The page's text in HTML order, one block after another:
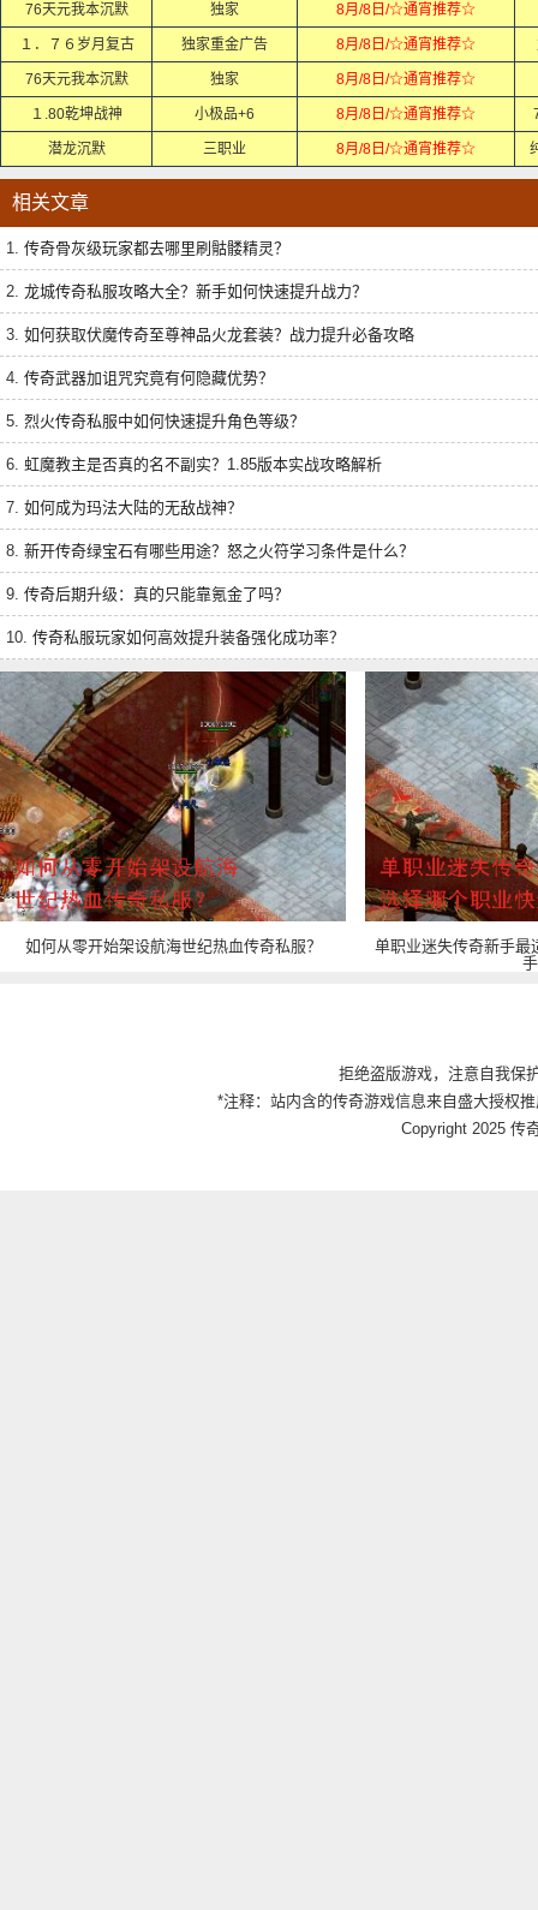
76天元我本沉默 独家 8月/8日/☆通宵推荐☆
１．７６岁月复古 独家重金广告 8月/8日/☆通宵推荐☆
76天元我本沉默 独家 8月/8日/☆通宵推荐☆
１.80乾坤战神 小极品+6 8月/8日/☆通宵推荐☆
潜龙沉默 三职业 8月/8日/☆通宵推荐☆
相关文章
1. 传奇骨灰级玩家都去哪里刷骷髅精灵？
2. 龙城传奇私服攻略大全？新手如何快速提升战力？
3. 如何获取伏魔传奇至尊神品火龙套装？战力提升必备攻略
4. 传奇武器加诅咒究竟有何隐藏优势？
5. 烈火传奇私服中如何快速提升角色等级？
6. 虹魔教主是否真的名不副实？1.85版本实战攻略解析
7. 如何成为玛法大陆的无敌战神？
8. 新开传奇绿宝石有哪些用途？怒之火符学习条件是什么？
9. 传奇后期升级：真的只能靠氪金了吗？
10. 传奇私服玩家如何高效提升装备强化成功率？
如何从零开始架设航海世纪热血传奇私服？
单职业迷失传奇新手最
拒绝盗版游戏，注意自我保
*注释：站内含的传奇游戏信息来自盛大授权
Copyright 2025 传